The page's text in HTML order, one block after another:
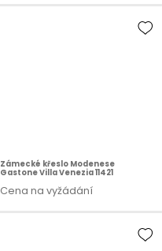
Zámecké křeslo Modenese
Gastone Villa Venezia 11421
Cena na vyžádání